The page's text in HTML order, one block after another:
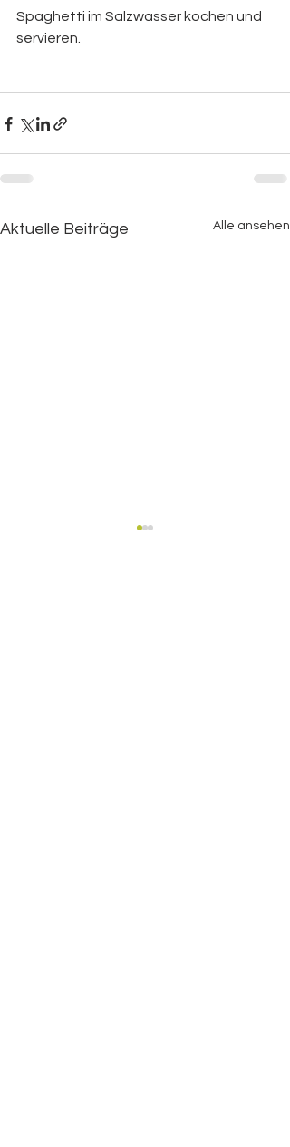
Spaghetti im Salzwasser kochen und
servieren.
Aktuelle Beiträge Alle ansehen